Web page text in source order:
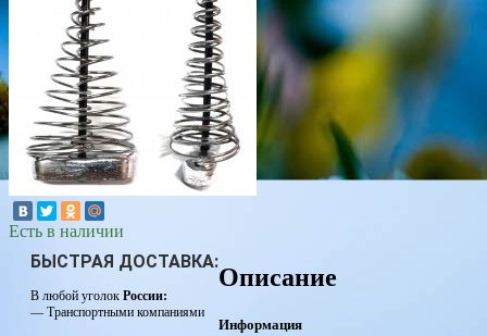
Есть в наличии
БЫСТРАЯ ДОСТАВКА:
В любой уголок России:
— Транспортными компаниями
Описание
Информация